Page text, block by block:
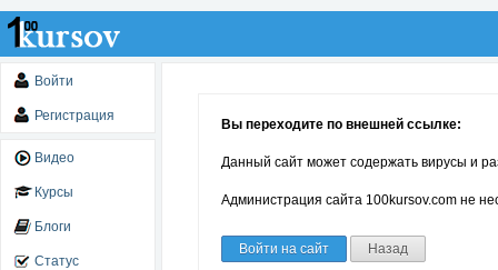
Войти
Регистрация
Видео
Курсы
Блоги
Статус
Вы переходите по внешней ссылке:
Данный сайт может содержать вирусы и
Администрация сайта 100kursov.com не
Войти на сайт Назад